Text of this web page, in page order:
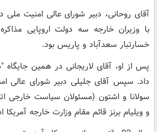
آقای روحانی، دبیر شورای عالی امنیت
با وزیران خارجه سه دولت اروپایی
خسارتبار سعدآباد و پاریس بود.
پس از او، آقای لاریجانی در همین جایگاه
داد. سپس آقای جلیلی دبیر شورای عالی
سولانا و اشتون (مسئولان سیاست خارجی
و ویلیام برنز قائم مقام وزارت خارجه آمریکا